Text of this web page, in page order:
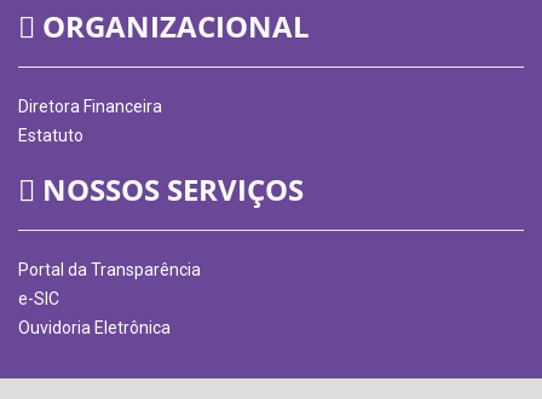
ORGANIZACIONAL
Diretora Financeira
Estatuto
NOSSOS SERVIÇOS
Portal da Transparência
e-SIC
Ouvidoria Eletrônica